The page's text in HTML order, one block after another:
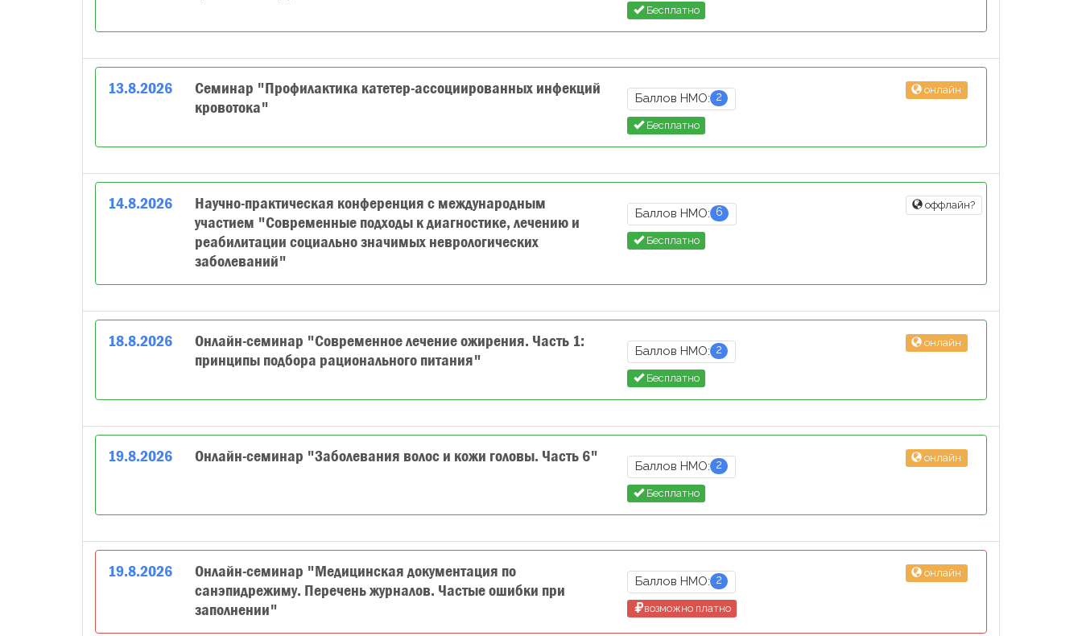
Бесплатно
13.8.2026
Семинар "Профилактика катетер-ассоциированных инфекций
кровотока"
Баллов НМО: 2
онлайн
Бесплатно
14.8.2026
Научно-практическая конференция с международным
участием "Современные подходы к диагностике, лечению и
реабилитации социально значимых неврологических
заболеваний"
Баллов НМО: 6
оффлайн?
Бесплатно
18.8.2026
Онлайн-семинар "Современное лечение ожирения. Часть 1:
принципы подбора рационального питания"
Баллов НМО: 2
онлайн
Бесплатно
19.8.2026 Онлайн-семинар "Заболевания волос и кожи головы. Часть 6" Баллов НМО: 2
онлайн
Бесплатно
19.8.2026
Онлайн-семинар "Медицинская документация по
санэпидрежиму. Перечень журналов. Частые ошибки при
заполнении"
Баллов НМО: 2
онлайн
возможно платно